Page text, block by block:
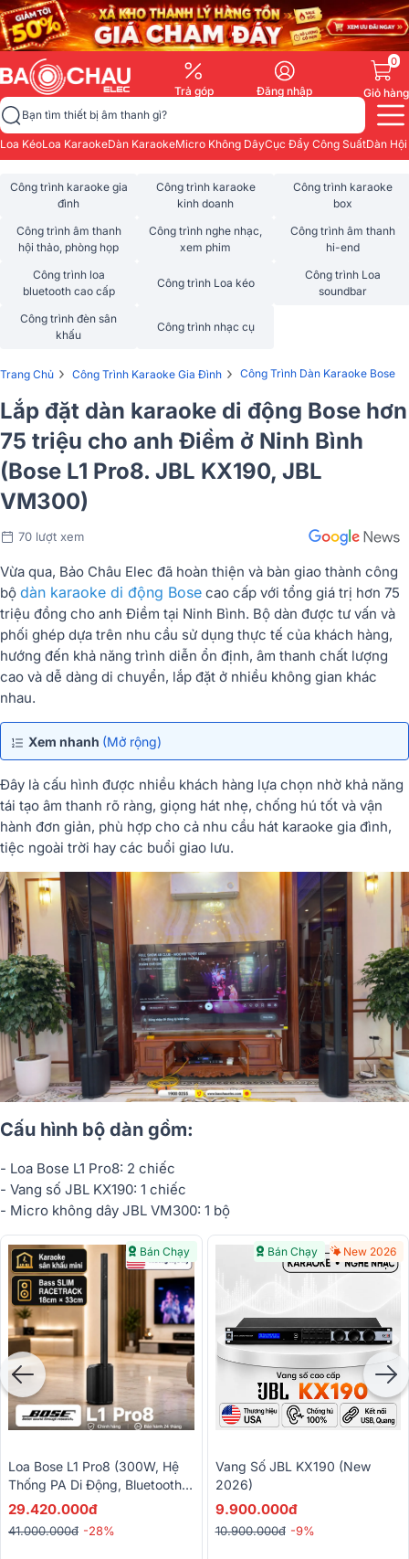
Trả góp Đăng nhập
0
Giỏ hàng
Bạn tìm thiết bị âm thanh gì?
Loa KéoLoa KaraokeDàn KaraokeMicro Không DâyCục Đẩy Công SuấtDàn
Công trình karaoke gia
đình
Công trình karaoke
kinh doanh
Công trình karaoke
box
Công trình âm thanh
hội thảo, phòng họp
Công trình nghe nhạc,
xem phim
Công trình âm thanh
hi-end
Công trình loa
bluetooth cao cấp
Công trình Loa kéo
Công trình Loa
soundbar
Công trình đèn sân
khấu
Công trình nhạc cụ
Trang Chủ › Công Trình Karaoke Gia Đình › Công Trình Dàn Karaoke Bose
Lắp đặt dàn karaoke di động Bose hơn
75 triệu cho anh Điềm ở Ninh Bình
(Bose L1 Pro8. JBL KX190, JBL
VM300)
70 lượt xem
Vừa qua, Bảo Châu Elec đã hoàn thiện và bàn giao thành công
bộ dàn karaoke di động Bose cao cấp với tổng giá trị hơn 75
triệu đồng cho anh Điềm tại Ninh Bình. Bộ dàn được tư vấn và
phối ghép dựa trên nhu cầu sử dụng thực tế của khách hàng,
hướng đến khả năng trình diễn ổn định, âm thanh chất lượng
cao và dễ dàng di chuyển, lắp đặt ở nhiều không gian khác
nhau.
Xem nhanh (Mở rộng)
Đây là cấu hình được nhiều khách hàng lựa chọn nhờ khả năng
tái tạo âm thanh rõ ràng, giọng hát nhẹ, chống hú tốt và vận
hành đơn giản, phù hợp cho cả nhu cầu hát karaoke gia đình,
tiệc ngoài trời hay các buổi giao lưu.
Cấu hình bộ dàn gồm:
- Loa Bose L1 Pro8: 2 chiếc
- Vang số JBL KX190: 1 chiếc
- Micro không dây JBL VM300: 1 bộ
Bán Chạy
Loa Bose L1 Pro8 (300W, Hệ
Thống PA Di Động, Bluetooth,
Tích Hợp Mixer, AUX, Loa
29.420.000đ
41.000.000đ -28%
Bán Chạy New 2026
Vang Số JBL KX190 (New
2026)
9.900.000đ
10.900.000đ -9%